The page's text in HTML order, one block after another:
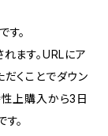
。
ます。URLにア
くことでダウン
性上購入から3日
。